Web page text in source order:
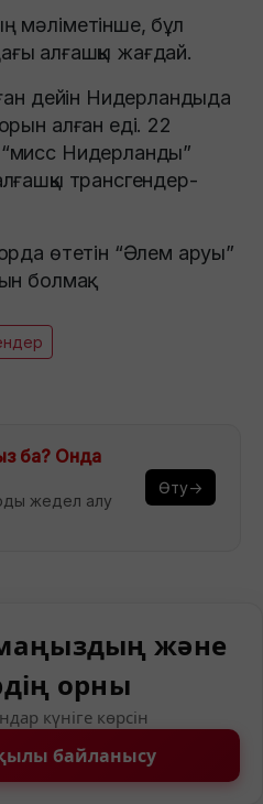
мәліметінше, бұл
алғашқы жағдай.
дейін Нидерландыда
алған еді. 22
Нидерланды”
трансгендер-
өтетін “Әлем аруы”
болмақ.
ба? Онда
жедел алу
Өту→
және
орны
күніге көрсін
байланысу